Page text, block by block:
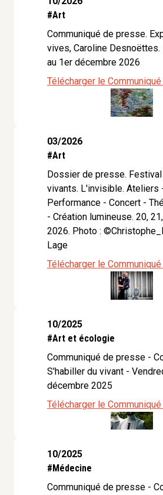
#Art
Communiqué de presse.
vives, Caroline Desnoëttes.
au 1er décembre 2026
Télécharger le
03/2026
#Art
Dossier de presse.
vivants. L'invisible. Ateliers
Performance - Concert -
- Création lumineuse. 20,
2026. Photo :
Lage
Télécharger le
10/2025
#Art et écologie
Communiqué de presse -
S'habiller du vivant -
décembre 2025
Télécharger le
10/2025
#Médecine
Communiqué de presse -